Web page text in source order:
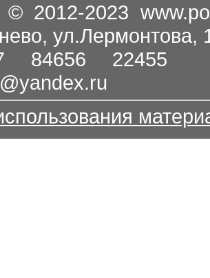
© 2012-2023
ул.Лермонтова,
84656